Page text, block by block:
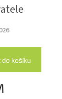
do košíku